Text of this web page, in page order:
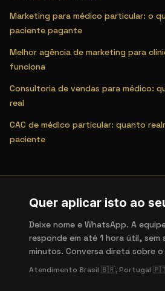
Marketing para médico particular: o
paciente pagante
Melhor agência de marketing para
funciona
Consultoria de vendas para médico:
real
CAC de médico particular: quanto
paciente
Quer aplicar isto ao
Deixe nome e WhatsApp. A
responde em até 1 hora útil, sem
minutos. Conversa direta sobre
Atendimento Brasil 🇧🇷, Portugal 🇵🇹